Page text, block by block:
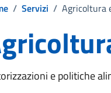
/ Servizi / Agricoltura
e politiche